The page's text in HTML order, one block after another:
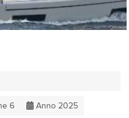
6 Anno 2025